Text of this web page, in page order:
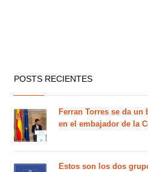
POSTS RECIENTES
Ferran Torres se da un
en el embajador de la
Estos son los dos